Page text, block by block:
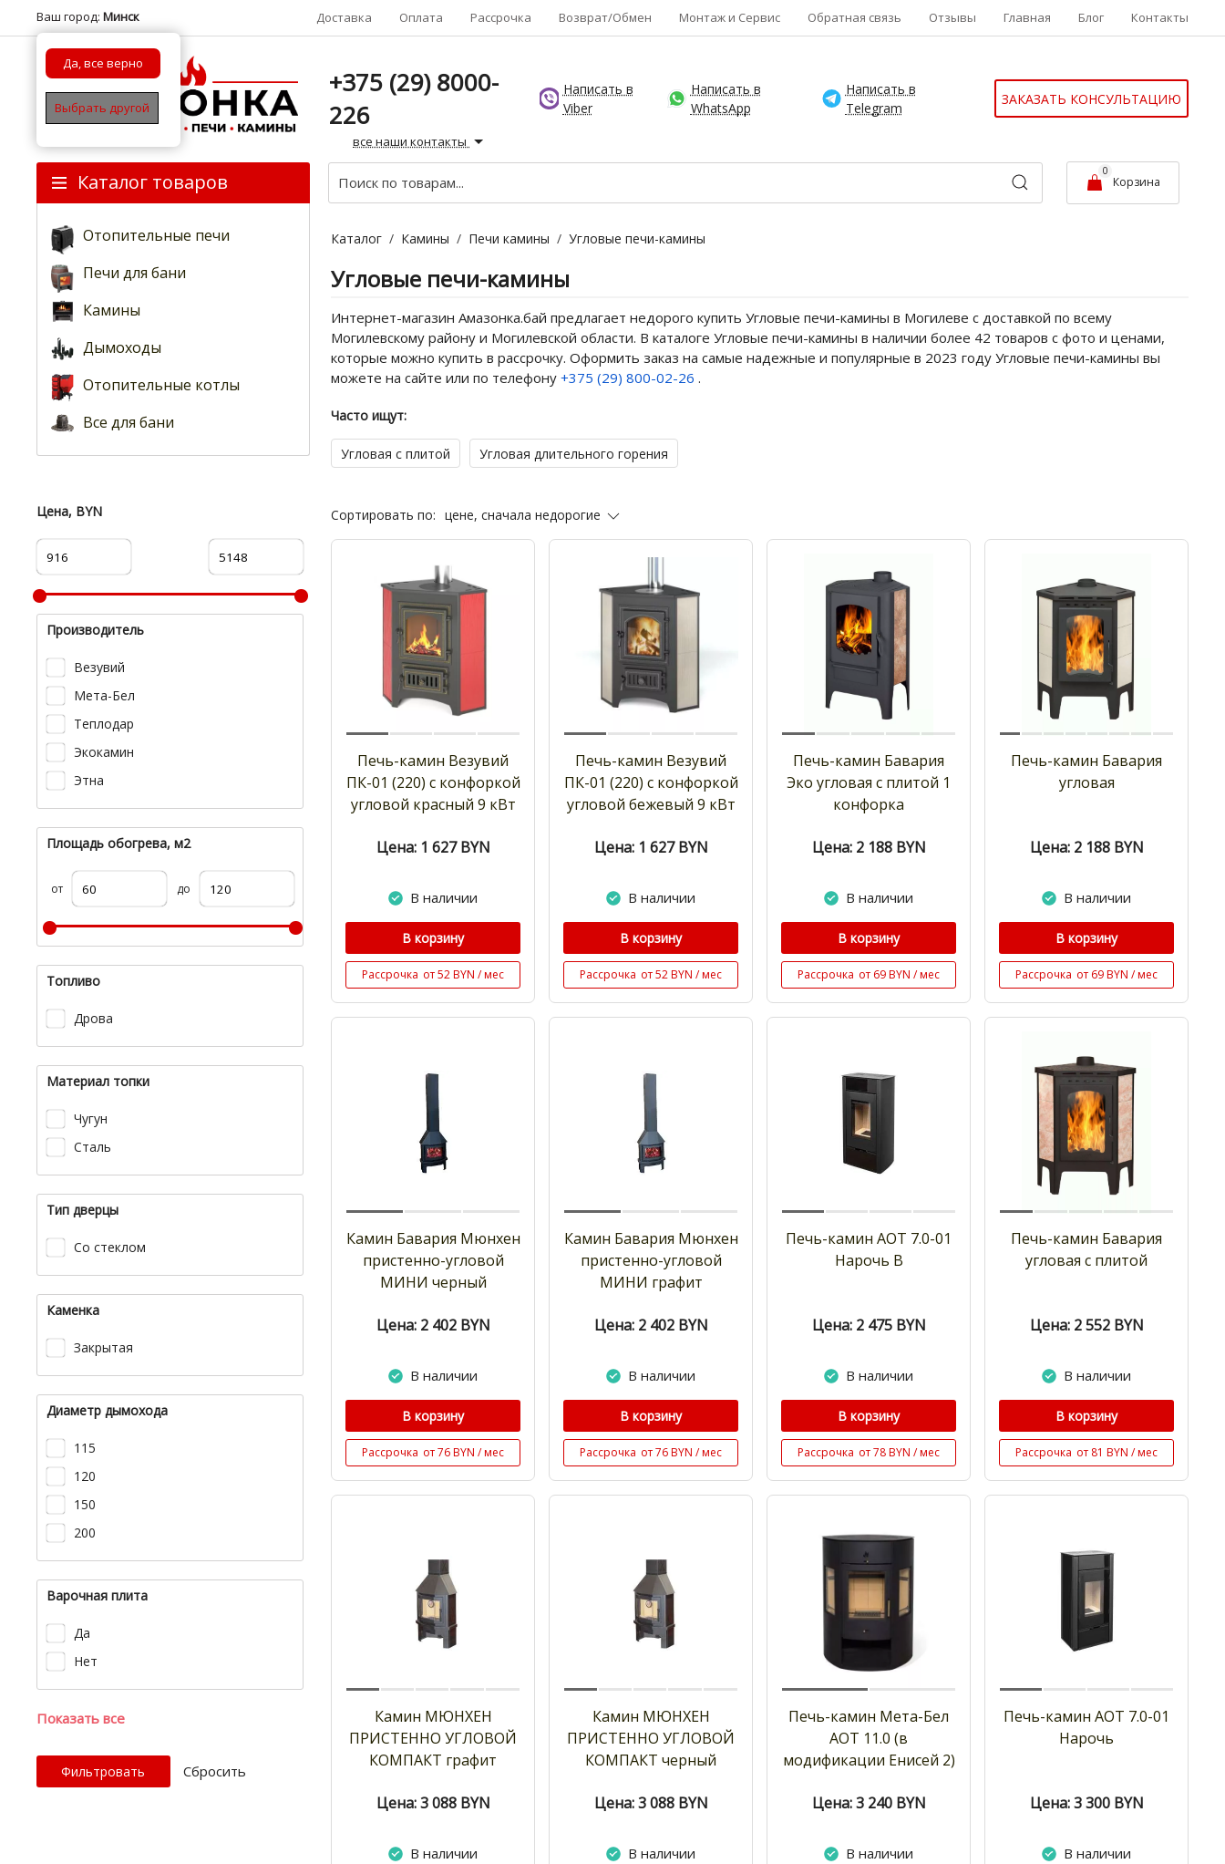
Ваш город: Минск
Да, все верно
Выбрать другой
Доставка Оплата Рассрочка Возврат/Обмен Монтаж и Сервис Обратная связь Отзывы Главная Блог Контакты
+375 (29) 8000-
226
все наши контакты
Написать в
Viber
Написать в
WhatsApp
Написать в
Telegram
ЗАКАЗАТЬ КОНСУЛЬТАЦИЮ
Каталог товаров
Отопительные печи
Печи для бани
Камины
Дымоходы
Отопительные котлы
Все для бани
0
Корзина
Цена, BYN
Производитель
Везувий
Мета-Бел
Теплодар
Экокамин
Этна
Площадь обогрева, м2
от до
Топливо
Дрова
Материал топки
Чугун
Сталь
Тип дверцы
Со стеклом
Каменка
Закрытая
Диаметр дымохода
115
120
150
200
Варочная плита
Да
Нет
Показать все
Cбросить
Каталог / Камины / Печи камины / Угловые печи-камины
Угловые печи-камины
Интернет-магазин Амазонка.бай предлагает недорого купить Угловые печи-камины в Могилеве с доставкой по всему
Могилевскому району и Могилевской области. В каталоге Угловые печи-камины в наличии более 42 товаров с фото и ценами,
которые можно купить в рассрочку. Оформить заказ на самые надежные и популярные в 2023 году Угловые печи-камины вы
можете на сайте или по телефону +375 (29) 800-02-26 .
Часто ищут:
Угловая с плитой Угловая длительного горения
Сортировать по: цене, сначала недорогие
Печь-камин Везувий
ПК-01 (220) с конфоркой
угловой красный 9 кВт
Цена: 1 627 BYN
В наличии
В корзину
Рассрочка от 52 BYN / мес
Печь-камин Везувий
ПК-01 (220) с конфоркой
угловой бежевый 9 кВт
Цена: 1 627 BYN
В наличии
В корзину
Рассрочка от 52 BYN / мес
Печь-камин Бавария
Эко угловая с плитой 1
конфорка
Цена: 2 188 BYN
В наличии
В корзину
Рассрочка от 69 BYN / мес
Печь-камин Бавария
угловая
Цена: 2 188 BYN
В наличии
В корзину
Рассрочка от 69 BYN / мес
Камин Бавария Мюнхен
пристенно-угловой
МИНИ черный
Цена: 2 402 BYN
В наличии
В корзину
Рассрочка от 76 BYN / мес
Камин Бавария Мюнхен
пристенно-угловой
МИНИ графит
Цена: 2 402 BYN
В наличии
В корзину
Рассрочка от 76 BYN / мес
Печь-камин АОТ 7.0-01
Нарочь В
Цена: 2 475 BYN
В наличии
В корзину
Рассрочка от 78 BYN / мес
Печь-камин Бавария
угловая с плитой
Цена: 2 552 BYN
В наличии
В корзину
Рассрочка от 81 BYN / мес
Камин МЮНХЕН
ПРИСТЕННО УГЛОВОЙ
КОМПАКТ графит
Цена: 3 088 BYN
В наличии
Камин МЮНХЕН
ПРИСТЕННО УГЛОВОЙ
КОМПАКТ черный
Цена: 3 088 BYN
В наличии
Печь-камин Мета-Бел
АОТ 11.0 (в
модификации Енисей 2)
Цена: 3 240 BYN
В наличии
Печь-камин АОТ 7.0-01
Нарочь
Цена: 3 300 BYN
В наличии